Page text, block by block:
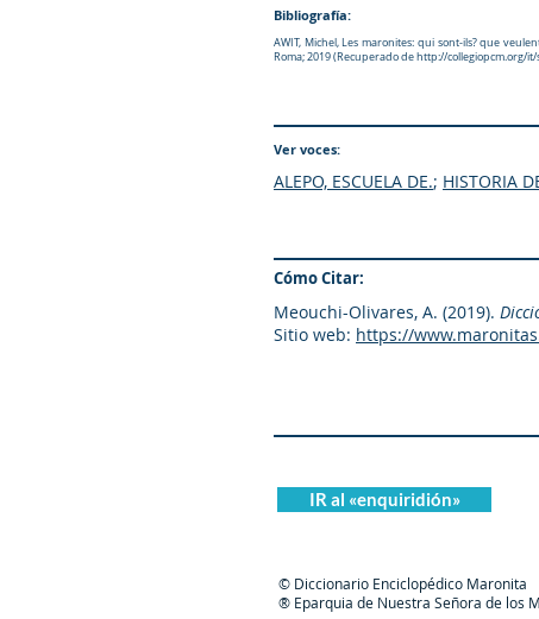
Bibliografía:
AWIT, Michel, Les maronites: qui sont-ils? que
Roma; 2019 (Recuperado dehttp://collegiopcm.org/it/
Ver voces:
ALEPO, ESCUELA DE.; HISTORIA
Cómo Citar:
Meouchi-Olivares, A. (2019).
Sitio web: https://
IR al «enquiridión»
© Diccionario Enciclopédico Maronita
® Eparquia de Nuestra Señora de los